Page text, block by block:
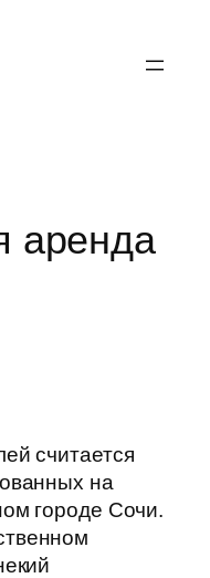
аренда
считается
на
городе Сочи.